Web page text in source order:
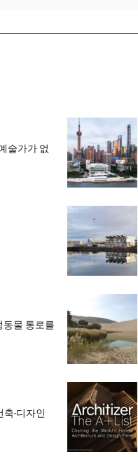
술가가 없
동물 통로를
·디자인